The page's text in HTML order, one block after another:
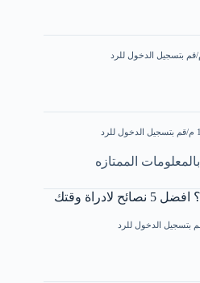
قم بتسجيل الدخول للرد
قم بتسجيل الدخول للرد
الممتازه
كيف تنظم وقتك ؟ افضل 5 نصائح لادراة وقتك
بتسجيل الدخول للرد